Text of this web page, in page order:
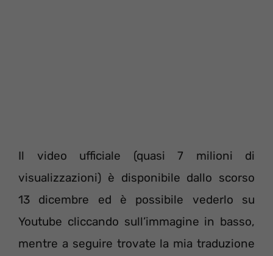
Il video ufficiale (quasi 7 milioni di
visualizzazioni) è disponibile dallo scorso
13 dicembre ed è possibile vederlo su
Youtube cliccando sull’immagine in basso,
mentre a seguire trovate la mia traduzione